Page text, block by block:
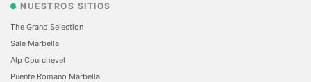
NUESTROS SITIOS
The Grand Selection
Sale Marbella
Alp Courchevel
Puente Romano Marbella